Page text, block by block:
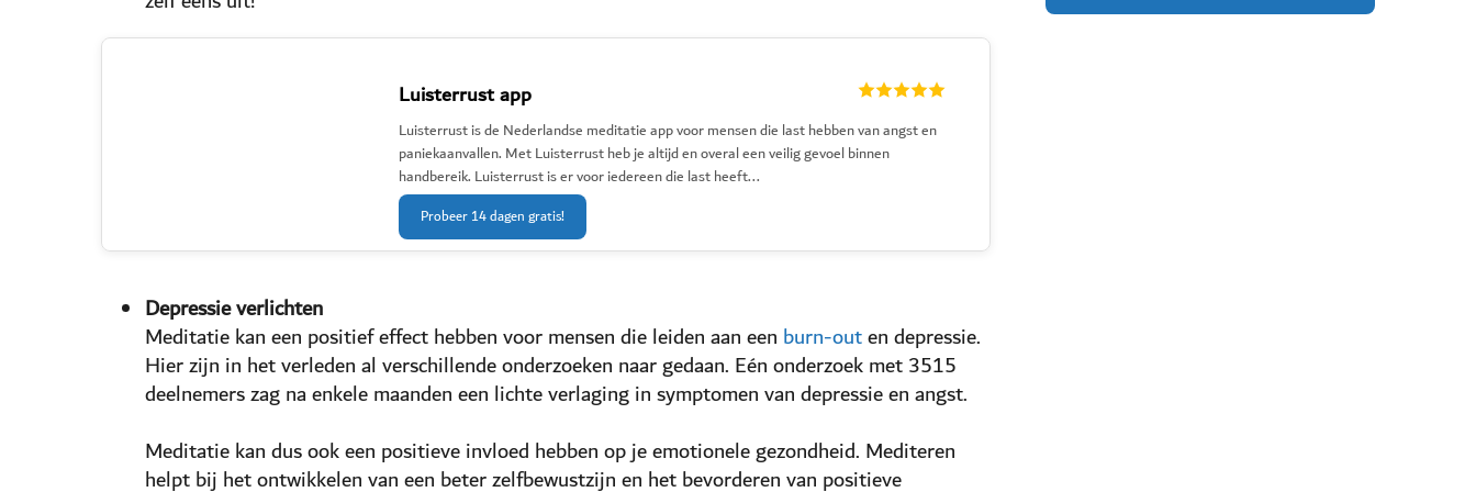
Luisterrust app
Luisterrust is de Nederlandse meditatie app voor mensen die last hebben van angst en
paniekaanvallen. Met Luisterrust heb je altijd en overal een veilig gevoel binnen
handbereik. Luisterrust is er voor iedereen die last heeft...
Probeer 14 dagen gratis!
Depressie verlichten
Meditatie kan een positief effect hebben voor mensen die leiden aan een burn-outen depressie.
Hier zijn in het verleden al verschillende onderzoeken naar gedaan. Eén onderzoek met 3515
deelnemers zag na enkele maanden een lichte verlaging in symptomen van depressie en angst.
Meditatie kan dus ook een positieve invloed hebben op je emotionele gezondheid. Mediteren
helpt bij het ontwikkelen van een beter zelfbewustzijn en het bevorderen van positieve